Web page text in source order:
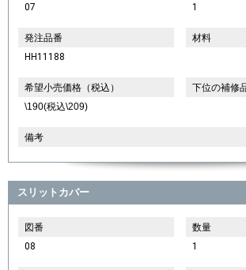
07
1
発注品番
HH11188
材料
希望小売価格（税込）
\190(税込\209)
下位の補修
備考
スリットカバー
図番
08
数量
1